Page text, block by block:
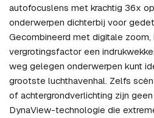
autofocuslens met krachtig 36x
onderwerpen dichterbij voor
Gecombineerd met digitale zoom,
vergrotingsfactor een
weg gelegen onderwerpen kunt
grootste luchthavenhal. Zelfs
of achtergrondverlichting zijn
DynaView-technologie die